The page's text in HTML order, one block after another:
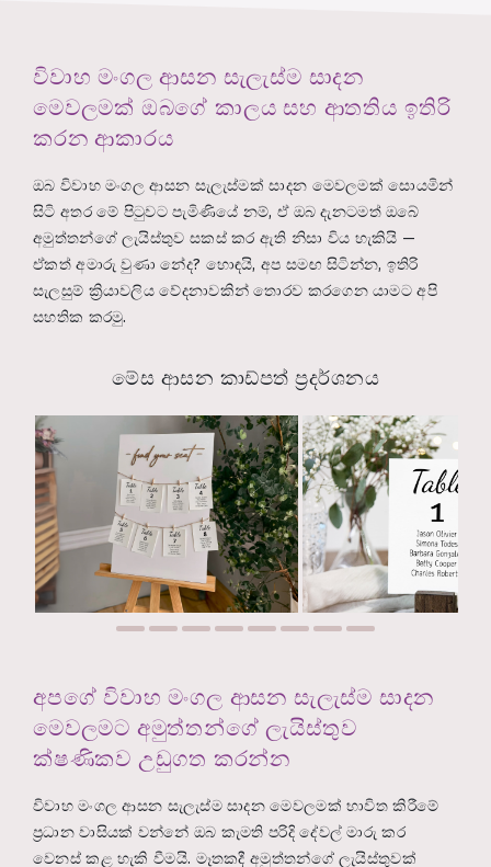
විවාහ මංගල ආසන සැලැස්ම සාදන
මෙවලමක් ඔබගේ කාලය සහ ආතතිය ඉතිරි
කරන ආකාරය
ඔබ විවාහ මංගල ආසන සැලැස්මක් සාදන මෙවලමක් සොයමින්
සිටි අතර මේ පිටුවට පැමිණියේ නම්, ඒ ඔබ දැනටමත් ඔබේ
අමුත්තන්ගේ ලැයිස්තුව සකස් කර ඇති නිසා විය හැකියි —
ඒකත් අමාරු වුණා නේද? හොඳයි, අප සමඟ සිටින්න, ඉතිරි
සැලසුම් ක්‍රියාවලිය වේදනාවකින් තොරව කරගෙන යාමට අපි
සහතික කරමු.
මේස ආසන කාඩ්පත් ප්‍රදර්ශනය
අපගේ විවාහ මංගල ආසන සැලැස්ම සාදන
මෙවලමට අමුත්තන්ගේ ලැයිස්තුව
ක්ෂණිකව උඩුගත කරන්න
විවාහ මංගල ආසන සැලැස්ම සාදන මෙවලමක් භාවිත කිරීමේ
ප්‍රධාන වාසියක් වන්නේ ඔබ කැමති පරිදි දේවල් මාරු කර
වෙනස් කළ හැකි වීමයි. මෑතකදී අමුත්තන්ගේ ලැයිස්තුවක්